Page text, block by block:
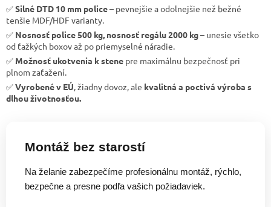
✅Silné DTD 10 mm police– pevnejšie a odolnejšie než bežné
tenšie MDF/HDF varianty.
✅ Nosnosť police 500 kg, nosnosť regálu 2000 kg– unesie všetko
od ťažkých boxov až po priemyselné náradie.
✅ Možnosť ukotvenia k stene pre maximálnu bezpečnosť pri
plnom zaťažení.
✅Vyrobené v EÚ , žiadny dovoz, ale kvalitná a poctivá výroba s
dlhou životnosťou.
Montáž bez starostí
Na želanie zabezpečíme profesionálnu montáž, rýchlo,
bezpečne a presne podľa vašich požiadaviek.